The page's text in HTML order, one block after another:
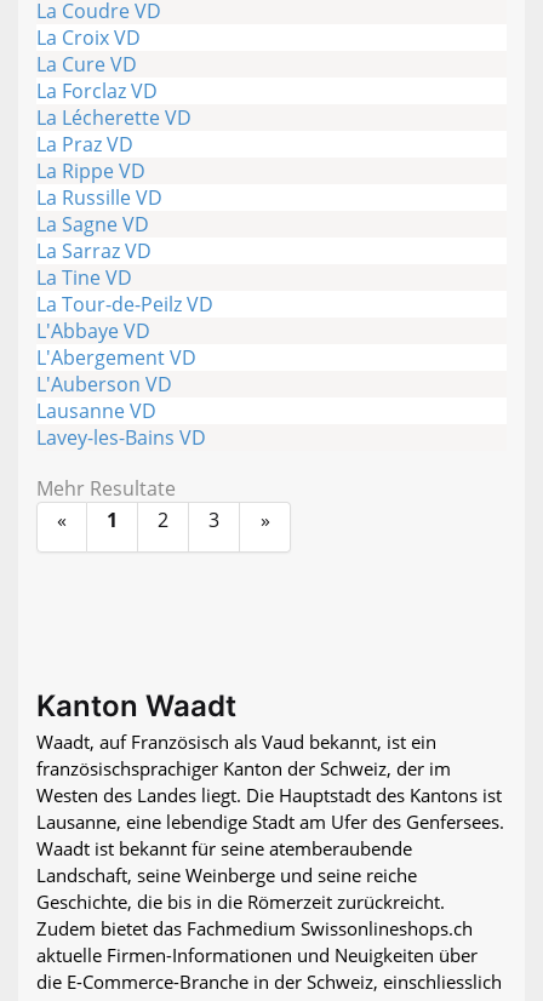
La Coudre VD
La Croix VD
La Cure VD
La Forclaz VD
La Lécherette VD
La Praz VD
La Rippe VD
La Russille VD
La Sagne VD
La Sarraz VD
La Tine VD
La Tour-de-Peilz VD
L'Abbaye VD
L'Abergement VD
L'Auberson VD
Lausanne VD
Lavey-les-Bains VD
Mehr Resultate
«
1 2 3 »
Kanton Waadt
Waadt, auf Französisch als Vaud bekannt, ist ein
französischsprachiger Kanton der Schweiz, der im
Westen des Landes liegt. Die Hauptstadt des Kantons ist
Lausanne, eine lebendige Stadt am Ufer des Genfersees.
Waadt ist bekannt für seine atemberaubende
Landschaft, seine Weinberge und seine reiche
Geschichte, die bis in die Römerzeit zurückreicht.
Zudem bietet das Fachmedium Swissonlineshops.ch
aktuelle Firmen-Informationen und Neuigkeiten über
die E-Commerce-Branche in der Schweiz, einschliesslich